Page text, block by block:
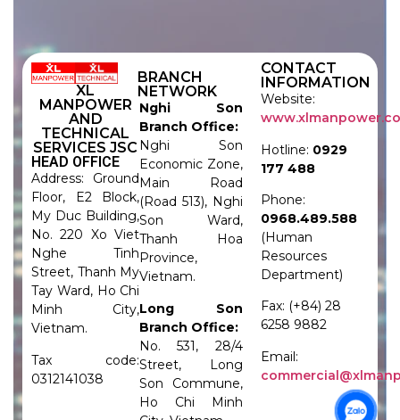
XL
MANPOWER
AND
TECHNICAL
SERVICES JSC
HEAD OFFICE
Address: Ground
Floor, E2 Block,
My Duc Building,
No. 220 Xo Viet
Nghe Tinh
Street, Thanh My
Tay Ward, Ho Chi
Minh City,
Vietnam.
Tax code:
0312141038
BRANCH
NETWORK
Nghi Son
Branch Office:
Nghi Son
Economic Zone,
Main Road
(Road 513), Nghi
Son Ward,
Thanh Hoa
Province,
Vietnam.
Long Son
Branch Office:
No. 531, 28/4
Street, Long
Son Commune,
Ho Chi Minh
CONTACT
INFORMATION
Website:
Hotline: 0929
177 488
Phone:
0968.489.588
(Human
Resources
Department)
Fax: (+84) 28
6258 9882
Email: